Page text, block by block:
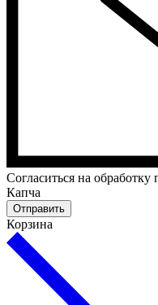
Cогласиться на
Капча
Отправить
Корзина